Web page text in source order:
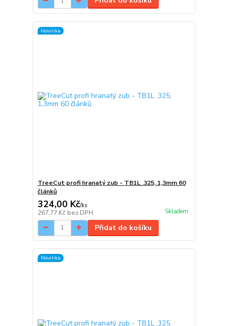
Novinka
TreeCut profi hranatý zub - TB1L .325, 1,3mm 60
článků
324,00 Kč/ks
267,77 Kč bez DPH Skladem
Přidat do košíku
Novinka